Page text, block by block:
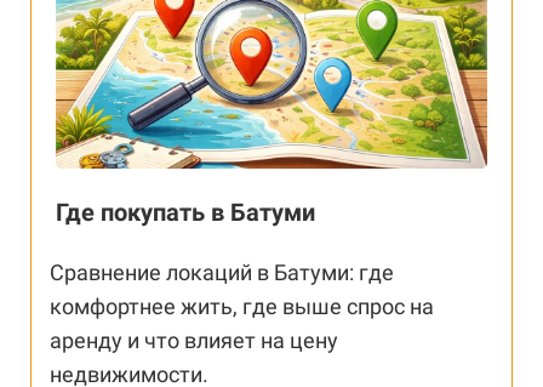
Где покупать в Батуми
Сравнение локаций в Батуми: где
комфортнее жить, где выше спрос на
аренду и что влияет на цену
недвижимости.